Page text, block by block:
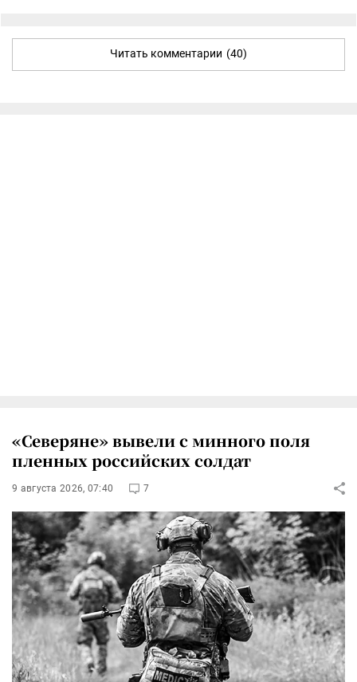
Читать комментарии (40)
«Северяне» вывели с минного поля
пленных российских солдат
9 августа 2026, 07:40 7